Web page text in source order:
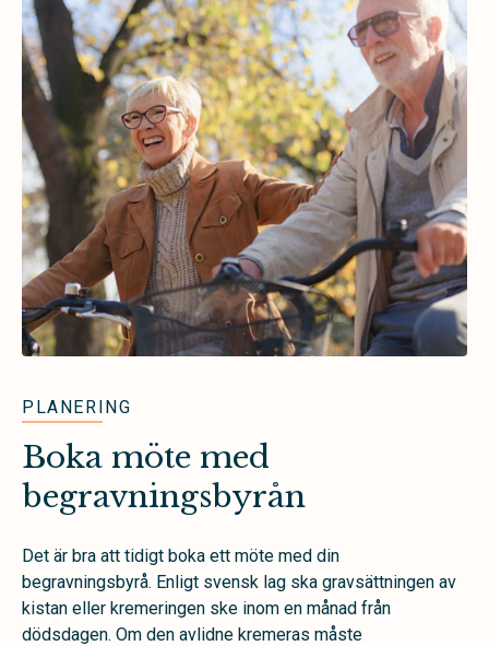
PLANERING
Boka möte med
begravningsbyrån
Det är bra att tidigt boka ett möte med din
begravningsbyrå. Enligt svensk lag ska gravsättningen av
kistan eller kremeringen ske inom en månad från
dödsdagen. Om den avlidne kremeras måste